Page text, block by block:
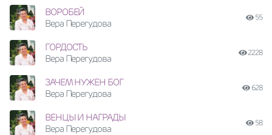
ВОРОБЕЙ
Вера Перегудова
55
ГОРДОСТЬ
Вера Перегудова
2228
ЗАЧЕМ НУЖЕН БОГ
Вера Перегудова
628
ВЕНЦЫ И НАГРАДЫ
Вера Перегудова
58